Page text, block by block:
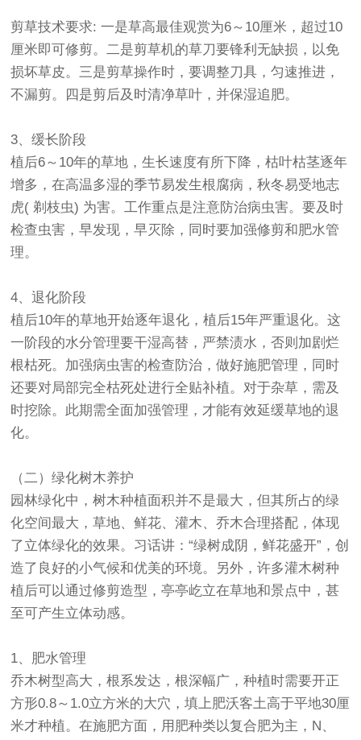
剪草技术要求: 一是草高最佳观赏为6～10厘米，超过10
厘米即可修剪。二是剪草机的草刀要锋利无缺损，以免
损坏草皮。三是剪草操作时，要调整刀具，匀速推进，
不漏剪。四是剪后及时清净草叶，并保湿追肥。
3、缓长阶段
植后6～10年的草地，生长速度有所下降，枯叶枯茎逐年
增多，在高温多湿的季节易发生根腐病，秋冬易受地志
虎( 剃枝虫) 为害。工作重点是注意防治病虫害。要及时
检查虫害，早发现，早灭除，同时要加强修剪和肥水管
理。
4、退化阶段
植后10年的草地开始逐年退化，植后15年严重退化。这
一阶段的水分管理要干湿高替，严禁渍水，否则加剧烂
根枯死。加强病虫害的检查防治，做好施肥管理，同时
还要对局部完全枯死处进行全贴补植。对于杂草，需及
时挖除。此期需全面加强管理，才能有效延缓草地的退
化。
（二）绿化树木养护
园林绿化中，树木种植面积并不是最大，但其所占的绿
化空间最大，草地、鲜花、灌木、乔木合理搭配，体现
了立体绿化的效果。习话讲：“绿树成阴，鲜花盛开”，创
造了良好的小气候和优美的环境。另外，许多灌木树种
植后可以通过修剪造型，亭亭屹立在草地和景点中，甚
至可产生立体动感。
1、肥水管理
乔木树型高大，根系发达，根深幅广，种植时需要开正
方形0.8～1.0立方米的大穴，填上肥沃客土高于平地30厘
米才种植。在施肥方面，用肥种类以复合肥为主，N、